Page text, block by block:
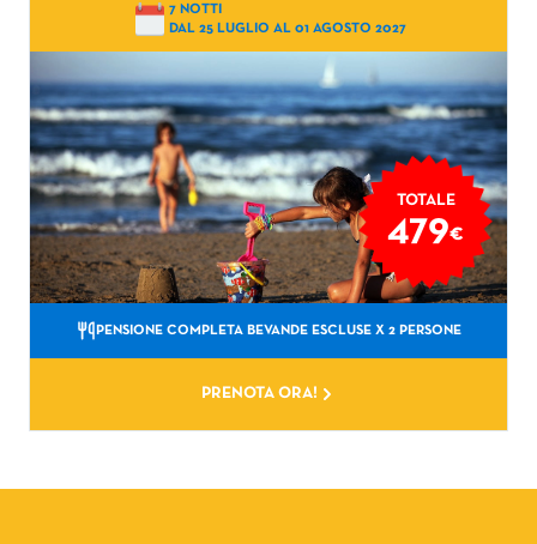
7 NOTTI
DAL 25 LUGLIO AL 01 AGOSTO 2027
TOTALE
479€
PENSIONE COMPLETA BEVANDE ESCLUSE X 2 PERSONE
PRENOTA ORA!